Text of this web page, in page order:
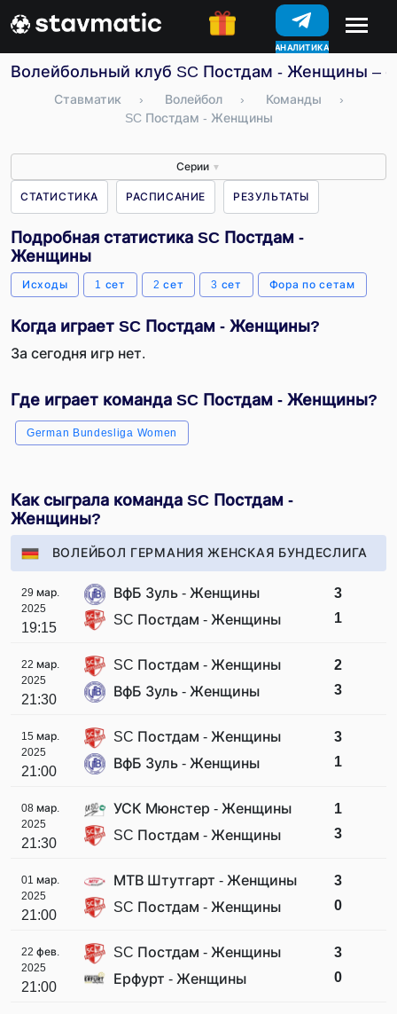
АНАЛИТИКА
КОНКУРСЫ
Волейбольный клуб SC Постдам - Женщины –
Ставматик › Волейбол › Команды
›
SC Постдам - Женщины
Серии ▼
СТАТИСТИКА РАСПИСАНИЕ РЕЗУЛЬТАТЫ
Подробная статистика SC Постдам -
Женщины
Исходы 1 сет 2 сет 3 сет Фора по сетам
Когда играет SC Постдам - Женщины?
За сегодня игр нет.
Где играет команда SC Постдам - Женщины?
German Bundesliga Women
Как сыграла команда SC Постдам -
Женщины?
ВОЛЕЙБОЛ ГЕРМАНИЯ ЖЕНСКАЯ БУНДЕСЛИГА
29 мар.
2025
19:15
ВфБ Зуль - Женщины
SC Постдам - Женщины
3
1
22 мар.
2025
21:30
SC Постдам - Женщины
ВфБ Зуль - Женщины
2
3
15 мар.
2025
21:00
SC Постдам - Женщины
ВфБ Зуль - Женщины
3
1
08 мар.
2025
21:30
УСК Мюнстер - Женщины
SC Постдам - Женщины
1
3
01 мар.
2025
21:00
МТВ Штутгарт - Женщины
SC Постдам - Женщины
3
0
22 фев.
2025
21:00
SC Постдам - Женщины
Ерфурт - Женщины
3
0